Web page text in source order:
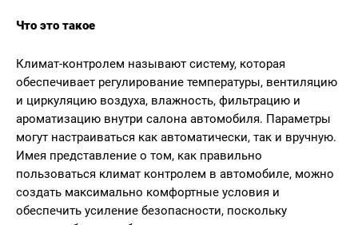
Что это такое
Климат-контролем называют систему, которая
обеспечивает регулирование температуры, вентиляцию
и циркуляцию воздуха, влажность, фильтрацию и
ароматизацию внутри салона автомобиля. Параметры
могут настраиваться как автоматически, так и вручную.
Имея представление о том, как правильно
пользоваться климат контролем в автомобиле, можно
создать максимально комфортные условия и
обеспечить усиление безопасности, поскольку